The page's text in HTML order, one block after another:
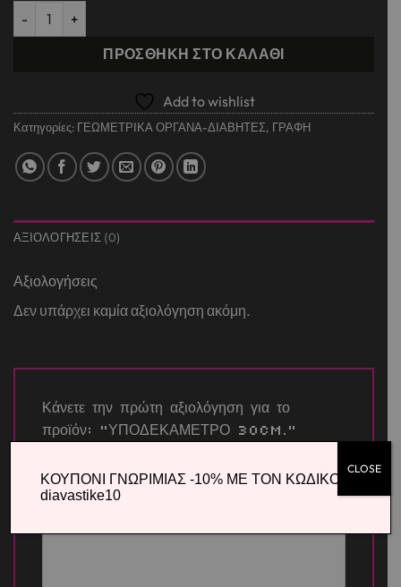
ΥΠΟΔΕΚΑΜΕΤΡΟ 30cm. ποσότητα
ΠΡΟΣΘΉΚΗ ΣΤΟ ΚΑΛΆΘΙ
Add to wishlist
Κατηγορίες: ΓΕΩΜΕΤΡΙΚΑ ΟΡΓΑΝΑ-ΔΙΑΒΗΤΕΣ, ΓΡΑΦΗ
ΑΞΙΟΛΟΓΉΣΕΙΣ (0)
Αξιολογήσεις
Δεν υπάρχει καμία αξιολόγηση ακόμη.
Κάνετε την πρώτη αξιολόγηση για το
προϊόν: “ΥΠΟΔΕΚΑΜΕΤΡΟ 30cm.”
ΚΟΥΠΟΝΙ ΓΝΩΡΙΜΙΑΣ -10% ΜΕ ΤΟΝ ΚΩΔΙΚΟ
diavastike10
CLOSE